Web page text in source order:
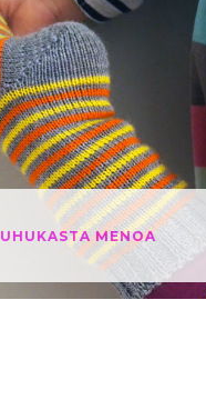
ONNEKKAAT VILLASUKAT